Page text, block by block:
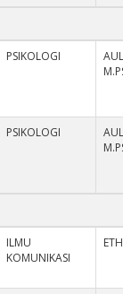
PSIKOLOGI
PSIKOLOGI
ILMU
KOMUNIKASI